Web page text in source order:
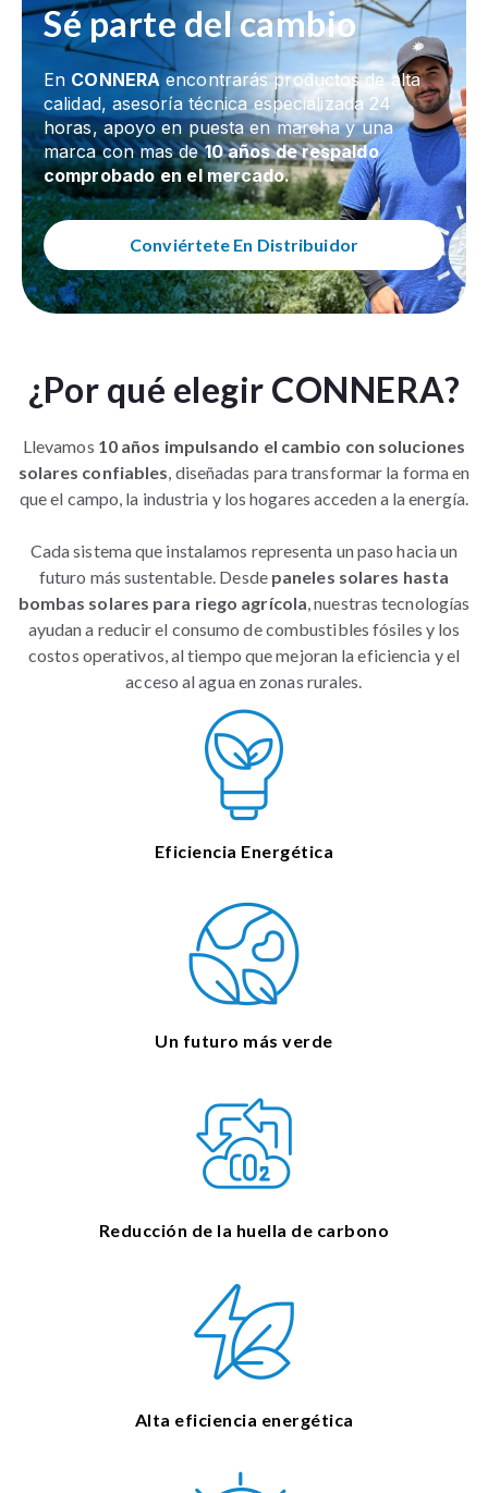
Sé parte del cambio
En CONNERAencontrarás productos de alta
calidad, asesoría técnica especializada 24
horas, apoyo en puesta en marcha y una
marca con mas de10 añosde respaldo
comprobado en el mercado.
Conviértete En Distribuidor
¿Por qué elegir CONNERA?
Llevamos 10 años impulsando el cambio con soluciones
solares confiables , diseñadas para transformar la forma en
que el campo, la industria y los hogares acceden a la energía.
Cada sistema que instalamos representa un paso hacia un
futuro más sustentable. Desde paneles solares hasta
bombas solares para riego agrícola , nuestras tecnologías
ayudan a reducir el consumo de combustibles fósiles y los
costos operativos, al tiempo que mejoran la eficiencia y el
acceso al agua en zonas rurales.
Eficiencia Energética
Un futuro más verde
Reducción de la huella de carbono
Alta eficiencia energética